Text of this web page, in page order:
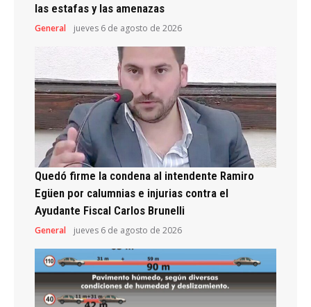
las estafas y las amenazas
General jueves 6 de agosto de 2026
Quedó firme la condena al intendente Ramiro
Egüen por calumnias e injurias contra el
Ayudante Fiscal Carlos Brunelli
General jueves 6 de agosto de 2026